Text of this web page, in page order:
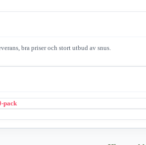
bra priser och stort utbud av snus.
pack